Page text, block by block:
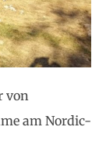
von
am Nordic-